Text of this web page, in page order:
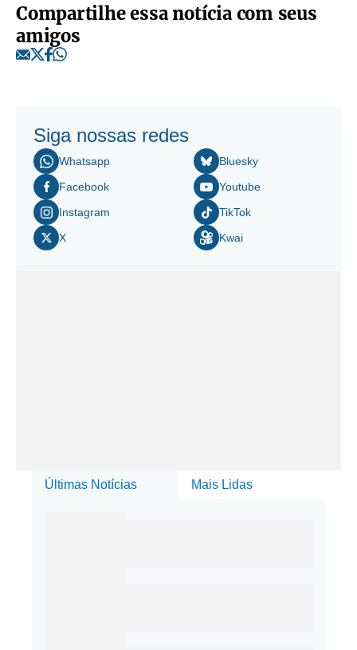
Compartilhe essa notícia com seus
amigos
Siga nossas redes
Whatsapp
Facebook
Instagram
X
Bluesky
Youtube
TikTok
Kwai
Últimas Notícias Mais Lidas